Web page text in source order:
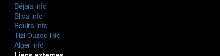
Béjaia info
Blida info
Bouira info
Tizi Ouzou info
Alger info